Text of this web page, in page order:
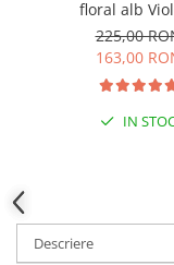
floral alb
225,00
163,00
IN
Descriere